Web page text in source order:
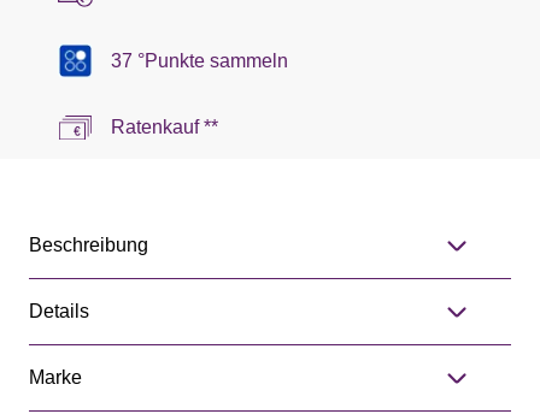
37 °Punkte sammeln
Ratenkauf **
Beschreibung
Details
Marke